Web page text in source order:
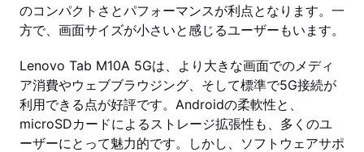
のコンパクトさとパフォーマンスが利点となります。一
方で、画面サイズが小さいと感じるユーザーもいます。
Lenovo Tab M10A 5Gは、より大きな画面でのメディ
ア消費やウェブブラウジング、そして標準で5G接続が
利用できる点が好評です。Androidの柔軟性と、
microSDカードによるストレージ拡張性も、多くのユ
ーザーにとって魅力的です。しかし、ソフトウェアサポ